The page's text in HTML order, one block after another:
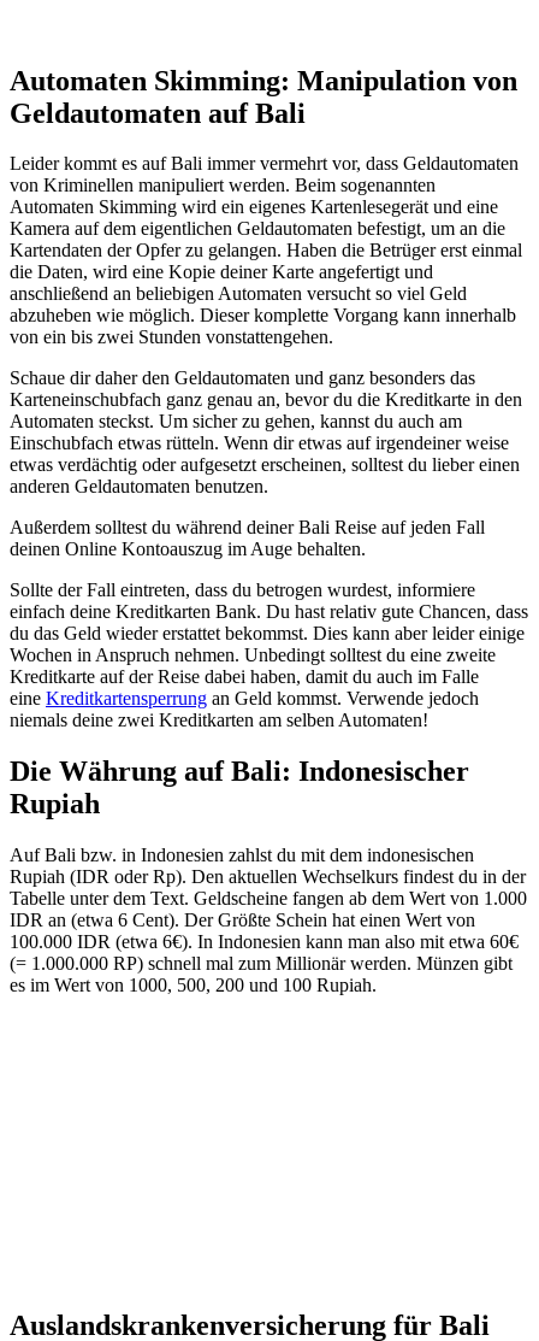
Automaten Skimming: Manipulation von
Geldautomaten auf Bali
Leider kommt es auf Bali immer vermehrt vor, dass Geldautomaten
von Kriminellen manipuliert werden. Beim sogenannten
Automaten Skimming wird ein eigenes Kartenlesegerät und eine
Kamera auf dem eigentlichen Geldautomaten befestigt, um an die
Kartendaten der Opfer zu gelangen. Haben die Betrüger erst einmal
die Daten, wird eine Kopie deiner Karte angefertigt und
anschließend an beliebigen Automaten versucht so viel Geld
abzuheben wie möglich. Dieser komplette Vorgang kann innerhalb
von ein bis zwei Stunden vonstattengehen.
Schaue dir daher den Geldautomaten und ganz besonders das
Karteneinschubfach ganz genau an, bevor du die Kreditkarte in den
Automaten steckst. Um sicher zu gehen, kannst du auch am
Einschubfach etwas rütteln. Wenn dir etwas auf irgendeiner weise
etwas verdächtig oder aufgesetzt erscheinen, solltest du lieber einen
anderen Geldautomaten benutzen.
Außerdem solltest du während deiner Bali Reise auf jeden Fall
deinen Online Kontoauszug im Auge behalten.
Sollte der Fall eintreten, dass du betrogen wurdest, informiere
einfach deine Kreditkarten Bank. Du hast relativ gute Chancen, dass
du das Geld wieder erstattet bekommst. Dies kann aber leider einige
Wochen in Anspruch nehmen. Unbedingt solltest du eine zweite
Kreditkarte auf der Reise dabei haben, damit du auch im Falle
eine Kreditkartensperrung an Geld kommst. Verwende jedoch
niemals deine zwei Kreditkarten am selben Automaten!
Die Währung auf Bali: Indonesischer
Rupiah
Auf Bali bzw. in Indonesien zahlst du mit dem indonesischen
Rupiah (IDR oder Rp). Den aktuellen Wechselkurs findest du in der
Tabelle unter dem Text. Geldscheine fangen ab dem Wert von 1.000
IDR an (etwa 6 Cent). Der Größte Schein hat einen Wert von
100.000 IDR (etwa 6€). In Indonesien kann man also mit etwa 60€
(= 1.000.000 RP) schnell mal zum Millionär werden. Münzen gibt
es im Wert von 1000, 500, 200 und 100 Rupiah.
Auslandskrankenversicherung für Bali